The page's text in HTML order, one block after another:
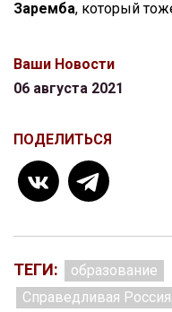
Заремба, который
Ваши Новости
06 августа 2021
ПОДЕЛИТЬСЯ
ТЕГИ:
образование
Справедливая